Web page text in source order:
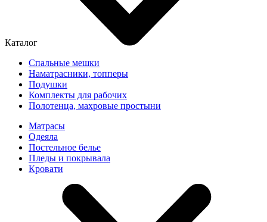
Каталог
Спальные мешки
Наматрасники, топперы
Подушки
Комплекты для рабочих
Полотенца, махровые простыни
Матрасы
Одеяла
Постельное белье
Пледы и покрывала
Кровати